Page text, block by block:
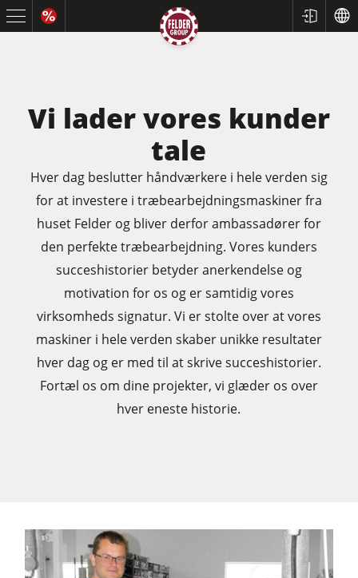
Rundsave / formatrundsave
Høvle
Fræsere
Fræser / rundsave
Kombimaskiner
CNC-Bearbejdningscentre
Kantlimemaskiner
Båndsave
Boremaskiner
Vi lader vores kunder
tale
Hver dag beslutter håndværkere i hele verden sig
for at investere i træbearbejdningsmaskiner fra
huset Felder og bliver derfor ambassadører for
den perfekte træbearbejdning. Vores kunders
succeshistorier betyder anerkendelse og
motivation for os og er samtidig vores
virksomheds signatur. Vi er stolte over at vores
maskiner i hele verden skaber unikke resultater
hver dag og er med til at skrive succeshistorier.
Fortæl os om dine projekter, vi glæder os over
hver eneste historie.